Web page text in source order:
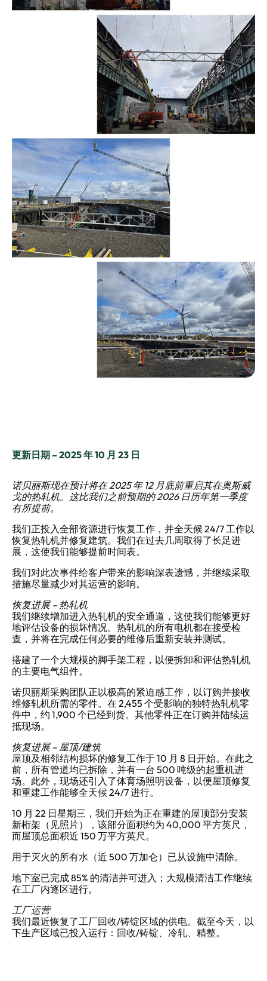
更新日期 – 2025 年 10 月 23 日
诺贝丽斯现在预计将在 2025 年 12 月底前重启其在奥斯威
戈的热轧机。这比我们之前预期的 2026 日历年第一季度
有所提前。
我们正投入全部资源进行恢复工作，并全天候 24/7 工作以
恢复热轧机并修复建筑。我们在过去几周取得了长足进
展，这使我们能够提前时间表。
我们对此次事件给客户带来的影响深表遗憾，并继续采取
措施尽量减少对其运营的影响。
恢复进展 – 热轧机
我们继续增加进入热轧机的安全通道，这使我们能够更好
地评估设备的损坏情况。热轧机的所有电机都在接受检
查，并将在完成任何必要的维修后重新安装并测试。
搭建了一个大规模的脚手架工程，以便拆卸和评估热轧机
的主要电气组件。
诺贝丽斯采购团队正以极高的紧迫感工作，以订购并接收
维修轧机所需的零件。在 2,455 个受影响的独特热轧机零
件中，约 1,900 个已经到货。其他零件正在订购并陆续运
抵现场。
恢复进展 – 屋顶/建筑
屋顶及相邻结构损坏的修复工作于 10 月 8 日开始。在此之
前，所有管道均已拆除，并有一台 500 吨级的起重机进
场。此外，现场还引入了体育场照明设备，以便屋顶修复
和重建工作能够全天候 24/7 进行。
10 月 22 日星期三，我们开始为正在重建的屋顶部分安装
新桁架（见照片），该部分面积约为 40,000 平方英尺，
而屋顶总面积近 150 万平方英尺。
用于灭火的所有水（近 500 万加仑）已从设施中清除。
地下室已完成 85% 的清洁并可进入；大规模清洁工作继续
在工厂内逐区进行。
工厂运营
我们最近恢复了工厂回收/铸锭区域的供电。截至今天，以
下生产区域已投入运行：回收/铸锭、冷轧、精整。